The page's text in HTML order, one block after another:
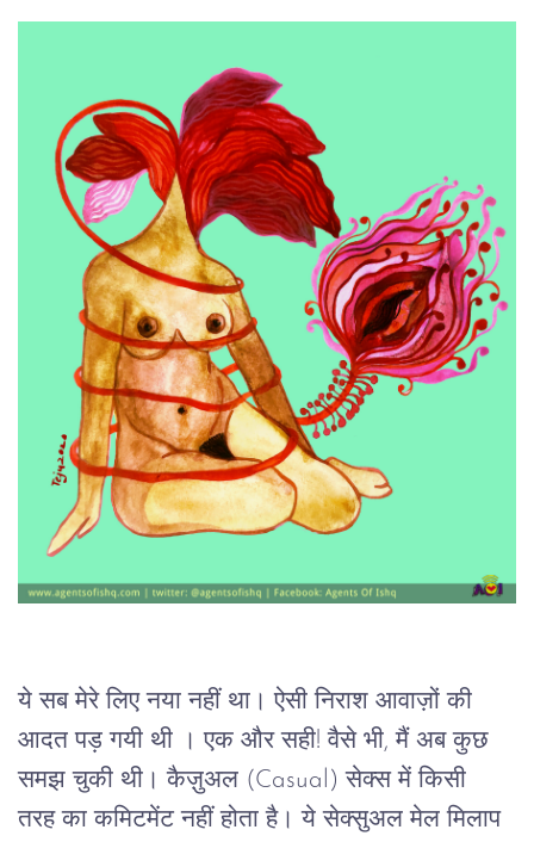
ये सब मेरे लिए नया नहीं था। ऐसी निराश आवाज़ों की
आदत पड़ गयी थी । एक और सही! वैसे भी, मैं अब कुछ
समझ चुकी थी। कैज़ुअल (Casual) सेक्स में किसी
तरह का कमिटमेंट नहीं होता है। ये सेक्सुअल मेल मिलाप